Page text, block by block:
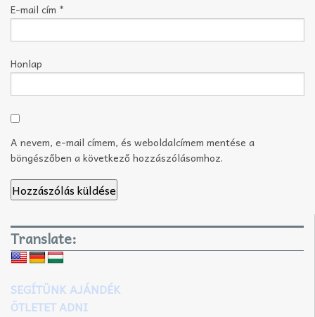
E-mail cím *
Honlap
A nevem, e-mail címem, és weboldalcímem mentése a
böngészőben a következő hozzászólásomhoz.
Translate:
SEGÍTÜNK AJÁNDÉK
ÖTLETET ADNI